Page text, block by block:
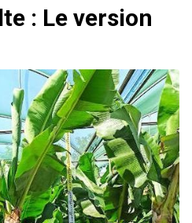
: Le version